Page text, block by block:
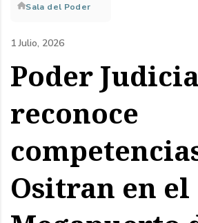
Sobrescribir
enlaces
de
ayuda
a
la
navegación
Sala del Poder
1 Julio, 2026
Poder
reconoce
Ositran en el